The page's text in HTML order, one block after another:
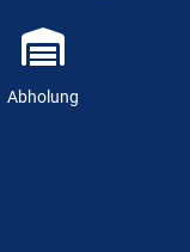
Abholung